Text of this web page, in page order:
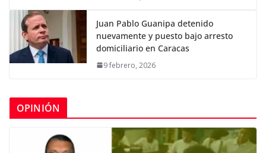
Juan Pablo Guanipa detenido
nuevamente y puesto bajo arresto
domiciliario en Caracas
9 febrero, 2026
OPINIÓN